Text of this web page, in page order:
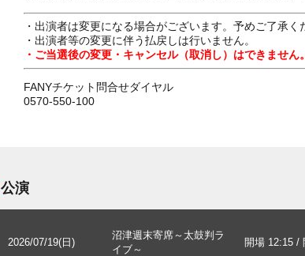
・出演者は変更になる場合がございます。予めご了承く
・出演者等の変更に伴う払戻しは行いません。
・ご当選後の変更・キャンセル（取消し）はできません。
FANYチケット問合せダイヤル
0570-550-100
公演
2026/07/19(日)
沼津週末寄席～太鼓判ラ
イブ～
開場 12:15 /